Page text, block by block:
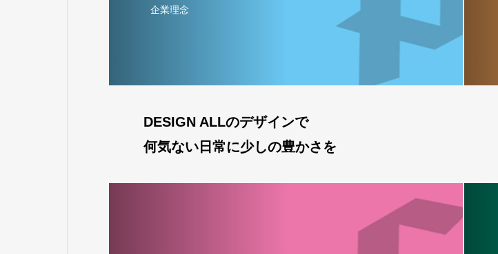
企業理念
DESIGN ALLのデザインで
何気ない日常に少しの豊かさを